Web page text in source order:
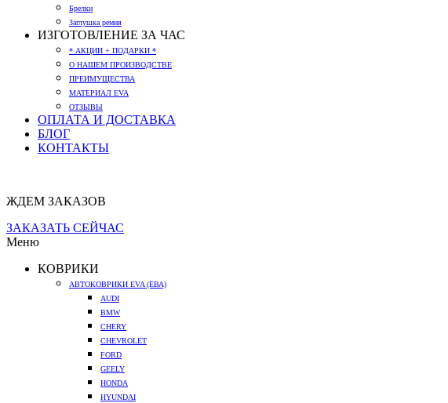
Брелки
Заглушка ремня
ИЗГОТОВЛЕНИЕ ЗА ЧАС
* АКЦИИ + ПОДАРКИ *
О НАШЕМ ПРОИЗВОДСТВЕ
ПРЕИМУЩЕСТВА
МАТЕРИАЛ EVA
ОТЗЫВЫ
ОПЛАТА И ДОСТАВКА
БЛОГ
КОНТАКТЫ
ЖДЕМ ЗАКАЗОВ
ЗАКАЗАТЬ СЕЙЧАС
Меню
КОВРИКИ
АВТОКОВРИКИ EVA (ЕВА)
AUDI
BMW
CHERY
CHEVROLET
FORD
GEELY
HONDA
HYUNDAI